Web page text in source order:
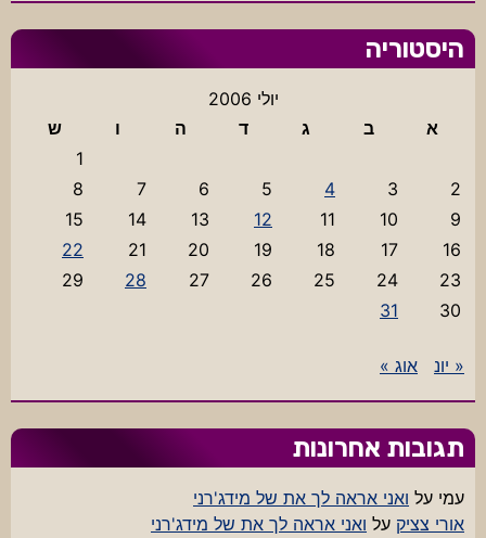
היסטוריה
יולי 2006
א
ב ג ד ה ו
ש
1
2
3
4
5
6
7
8
9
10
11
12
13
14
15
16
17
18
19
20
21
22
23
24
25
26
27
28
29
30
31
« יונ אוג »
תגובות אחרונות
עמי על ואני אראה לך את של מידג'רני
אורי צציק על ואני אראה לך את של מידג'רני